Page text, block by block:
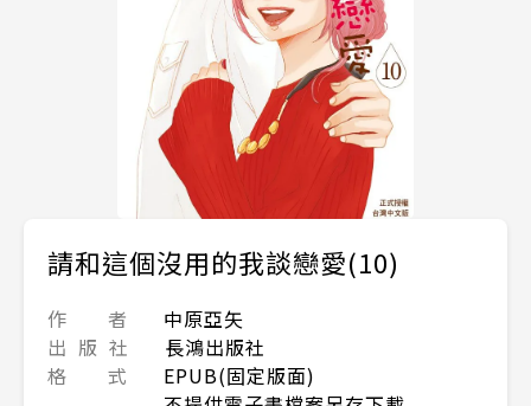
請和這個沒用的我談戀愛(10)
作 者
中原亞矢
出 版 社
長鴻出版社
格 式
EPUB(固定版面)